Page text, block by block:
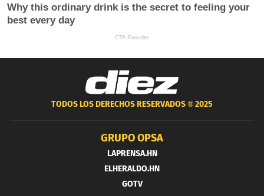
TODOS LOS DERECHOS RESERVADOS ®2025
GRUPO OPSA
LAPRENSA.HN
ELHERALDO.HN
GOTV